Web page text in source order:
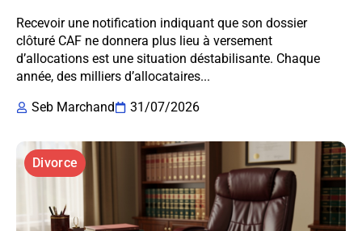
Recevoir une notification indiquant que son dossier
clôturé CAF ne donnera plus lieu à versement
d’allocations est une situation déstabilisante. Chaque
année, des milliers d’allocataires...
Seb Marchand
31/07/2026
Divorce